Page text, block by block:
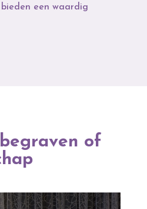
een waardig
of